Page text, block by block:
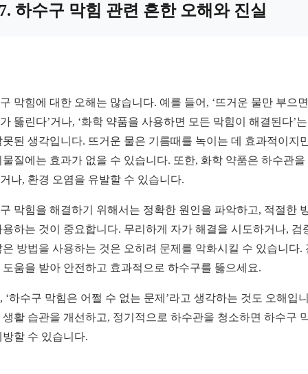
하수구 막힘 관련 흔한 오해와 진실
막힘에 대한 오해는 많습니다. 예를 들어, ‘뜨거운 물만 부으
뚫린다’거나, ‘화학 약품을 사용하면 모든 막힘이 해결된다’
못된 생각입니다. 뜨거운 물은 기름때를 녹이는 데 효과적이지
물질에는 효과가 없을 수 있습니다. 또한, 화학 약품은 하수관을
나, 환경 오염을 유발할 수 있습니다.
막힘을 해결하기 위해서는 정확한 원인을 파악하고, 적절한
용하는 것이 중요합니다. 무리하게 자가 해결을 시도하거나, 검
은 방법을 사용하는 것은 오히려 문제를 악화시킬 수 있습니다.
도움을 받아 안전하고 효과적으로 하수구를 뚫으세요.
‘하수구 막힘은 어쩔 수 없는 문제’라고 생각하는 것도 오해입
생활 습관을 개선하고, 정기적으로 하수관을 청소하면 하수구
방할 수 있습니다.